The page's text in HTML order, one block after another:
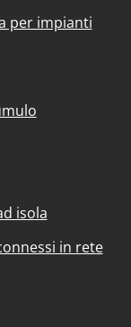
per impianti
isola
in rete